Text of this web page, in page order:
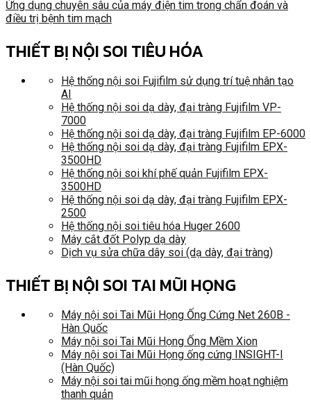
Ứng dụng chuyên sâu của máy điện tim trong chẩn đoán và
điều trị bệnh tim mạch
THIẾT BỊ NỘI SOI TIÊU HÓA
Hệ thống nội soi Fujifilm sử dụng trí tuệ nhân tạo
AI
Hệ thống nội soi dạ dày, đại tràng Fujifilm VP-
7000
Hệ thống nội soi dạ dày, đại tràng Fujifilm EP-6000
Hệ thống nội soi dạ dày, đại tràng Fujifilm EPX-
3500HD
Hệ thống nội soi khí phế quản Fujifilm EPX-
3500HD
Hệ thống nội soi dạ dày, đại tràng Fujifilm EPX-
2500
Hệ thống nội soi tiêu hóa Huger 2600
Máy cắt đốt Polyp dạ dày
Dịch vụ sửa chữa dây soi (dạ dày, đại tràng)
THIẾT BỊ NỘI SOI TAI MŨI HỌNG
Máy nội soi Tai Mũi Họng Ống Cứng Net 260B -
Hàn Quốc
Máy nội soi Tai Mũi Họng Ống Mềm Xion
Máy nội soi Tai Mũi Họng ống cứng INSIGHT-I
(Hàn Quốc)
Máy nội soi tai mũi họng ống mềm hoạt nghiệm
thanh quản